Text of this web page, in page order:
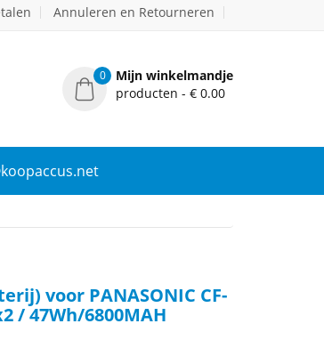
Annuleren en Retourneren
0
Mijn winkelmandje
producten - € 0.00
voor PANASONIC CF-
/ 47Wh/6800MAH